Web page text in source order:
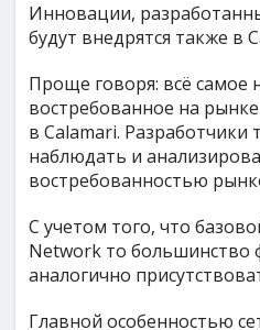
Инновации,
будут внедрятся также в
Проще говоря: всё самое
востребованное на
в Calamari. Разработчики
наблюдать и
востребованностью
С учетом того, что
Network то большинство
аналогично
Главной особенностью